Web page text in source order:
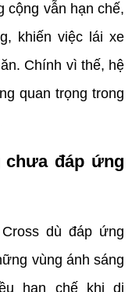
cộng vẫn hạn chế,
khiến việc lái xe
Chính vì thế, hệ
quan trọng trong
chưa đáp ứng
dù đáp ứng
vùng ánh sáng
hạn chế khi di